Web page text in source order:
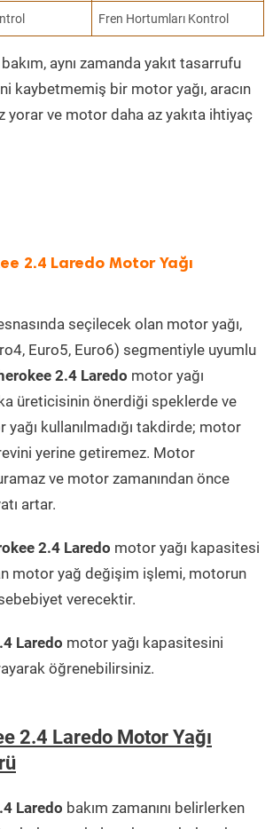
Fren Hortumları Kontrol
aynı zamanda yakıt tasarrufu
kaybetmemiş bir motor yağı, aracın
yorar ve motor daha az yakıta ihtiyaç
2.4 Laredo Motor Yağı
seçilecek olan motor yağı,
Euro5, Euro6) segmentiyle uyumlu
2.4 Laredo motor yağı
üreticisinin önerdiği speklerde ve
kullanılmadığı takdirde; motor
yerine getiremez. Motor
ve motor zamanından önce
artar.
2.4 Laredo motor yağı kapasitesi
motor yağ değişim işlemi, motorun
verecektir.
Laredo motor yağı kapasitesini
öğrenebilirsiniz.
2.4 Laredo Motor Yağı
Laredo bakım zamanını belirlerken